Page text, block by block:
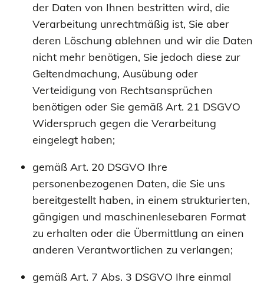
der Daten von Ihnen bestritten wird, die
Verarbeitung unrechtmäßig ist, Sie aber
deren Löschung ablehnen und wir die Daten
nicht mehr benötigen, Sie jedoch diese zur
Geltendmachung, Ausübung oder
Verteidigung von Rechtsansprüchen
benötigen oder Sie gemäß Art. 21 DSGVO
Widerspruch gegen die Verarbeitung
eingelegt haben;
gemäß Art. 20 DSGVO Ihre
personenbezogenen Daten, die Sie uns
bereitgestellt haben, in einem strukturierten,
gängigen und maschinenlesebaren Format
zu erhalten oder die Übermittlung an einen
anderen Verantwortlichen zu verlangen;
gemäß Art. 7 Abs. 3 DSGVO Ihre einmal